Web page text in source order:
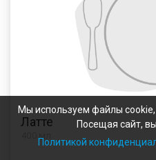
Латте
400 мл.
Мы используем файлы cookie,
Посещая сайт,
Политикой